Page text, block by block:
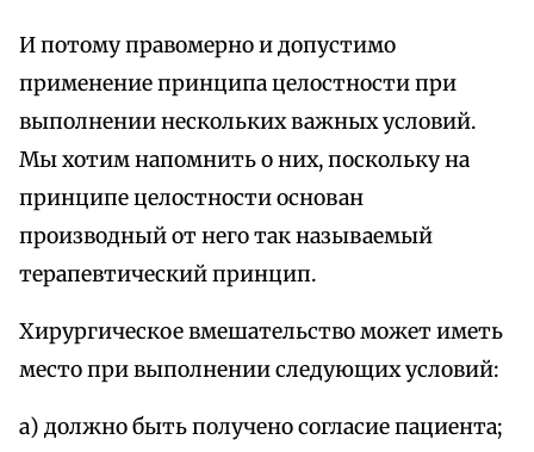
И потому правомерно и допустимо
применение принципа целостности при
выполнении нескольких важных условий.
Мы хотим напомнить о них, поскольку на
принципе целостности основан
производный от него так называемый
терапевтический принцип.
Хирургическое вмешательство может иметь
место при выполнении следующих условий:
а) должно быть получено согласие пациента;